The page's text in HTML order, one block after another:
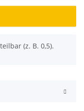
(z. B. 0,5).